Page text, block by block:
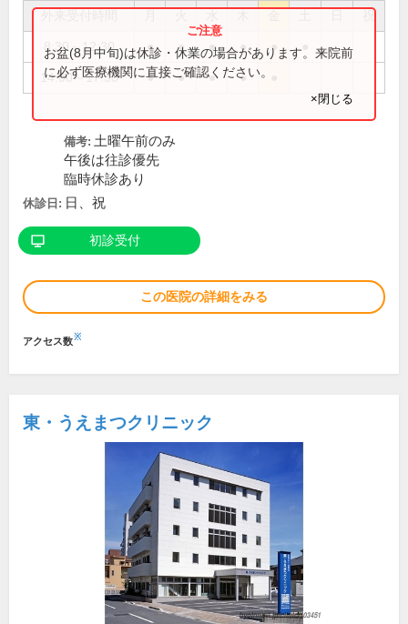
祝
8:30～12:30 ● ● ● ● ●
14:00～17:30 ● ● ● ●
お盆(8月中旬)は休診・休業の場合があります。来院前
に必ず医療機関に直接ご確認ください。
×閉じる
備考: 土曜午前のみ
午後は往診優先
臨時休診あり
休診日: 日、祝
初診受付
この医院の詳細をみる
アクセス数※
東・うえまつクリニック